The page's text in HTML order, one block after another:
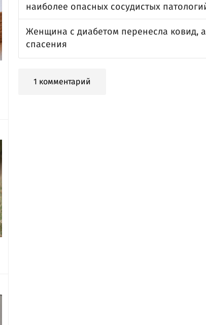
наиболее опасных сосудистых
Женщина с диабетом перенесла ковид,
спасения
1 комментарий